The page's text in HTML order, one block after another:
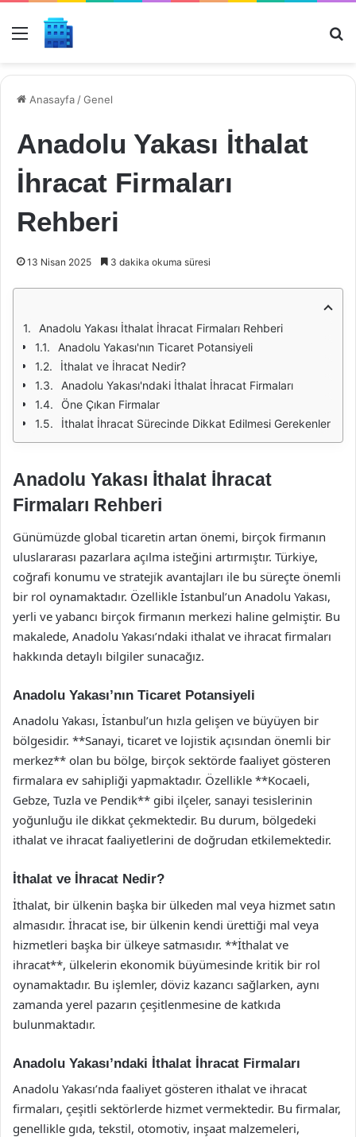
Menü
Anasayfa /Genel
Anadolu Yakası İthalat
İhracat Firmaları
Rehberi
13 Nisan 2025 3 dakika okuma süresi
Anadolu Yakası İthalat İhracat Firmaları Rehberi
Anadolu Yakası'nın Ticaret Potansiyeli
İthalat ve İhracat Nedir?
Anadolu Yakası'ndaki İthalat İhracat Firmaları
Öne Çıkan Firmalar
İthalat İhracat Sürecinde Dikkat Edilmesi Gerekenler
Anadolu Yakası İthalat İhracat
Firmaları Rehberi
Günümüzde global ticaretin artan önemi, birçok firmanın
uluslararası pazarlara açılma isteğini artırmıştır. Türkiye,
coğrafi konumu ve stratejik avantajları ile bu süreçte önemli
bir rol oynamaktadır. Özellikle İstanbul’un Anadolu Yakası,
yerli ve yabancı birçok firmanın merkezi haline gelmiştir. Bu
makalede, Anadolu Yakası’ndaki ithalat ve ihracat firmaları
hakkında detaylı bilgiler sunacağız.
Anadolu Yakası’nın Ticaret Potansiyeli
Anadolu Yakası, İstanbul’un hızla gelişen ve büyüyen bir
bölgesidir. **Sanayi, ticaret ve lojistik açısından önemli bir
merkez** olan bu bölge, birçok sektörde faaliyet gösteren
firmalara ev sahipliği yapmaktadır. Özellikle **Kocaeli,
Gebze, Tuzla ve Pendik** gibi ilçeler, sanayi tesislerinin
yoğunluğu ile dikkat çekmektedir. Bu durum, bölgedeki
ithalat ve ihracat faaliyetlerini de doğrudan etkilemektedir.
İthalat ve İhracat Nedir?
İthalat, bir ülkenin başka bir ülkeden mal veya hizmet satın
almasıdır. İhracat ise, bir ülkenin kendi ürettiği mal veya
hizmetleri başka bir ülkeye satmasıdır. **İthalat ve
ihracat**, ülkelerin ekonomik büyümesinde kritik bir rol
oynamaktadır. Bu işlemler, döviz kazancı sağlarken, aynı
zamanda yerel pazarın çeşitlenmesine de katkıda
bulunmaktadır.
Anadolu Yakası’ndaki İthalat İhracat Firmaları
Anadolu Yakası’nda faaliyet gösteren ithalat ve ihracat
firmaları, çeşitli sektörlerde hizmet vermektedir. Bu firmalar,
genellikle gıda, tekstil, otomotiv, inşaat malzemeleri,